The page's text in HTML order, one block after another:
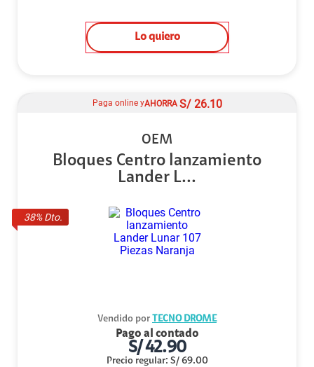
Lo quiero
38% Dto.
Paga online yAHORRA S/ 26.10
OEM
Bloques Centro lanzamiento
Lander L...
Vendido por TECNO DROME
Pago al contado
S/42.90
Precio regular: S/ 69.00